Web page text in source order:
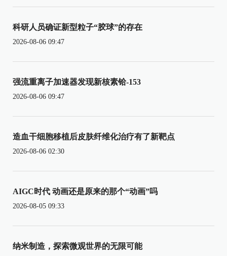
科研人员确证新型粒子“胶球”的存在
2026-08-06 09:47
强流重离子加速器发现新核素铪-153
2026-08-06 09:47
造血干细胞移植后皮肤纤维化治疗有了新靶点
2026-08-06 02:30
AIGC时代 动画还是原来的那个“动画”吗
2026-08-05 09:33
纳米制造，探索微观世界的无限可能